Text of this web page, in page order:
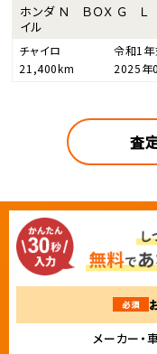
ホンダ Ｎ ＢＯＸ Ｇ Ｌ
イル
チャイロ 令和1
21,400km
2025年
査
必須
メーカー・